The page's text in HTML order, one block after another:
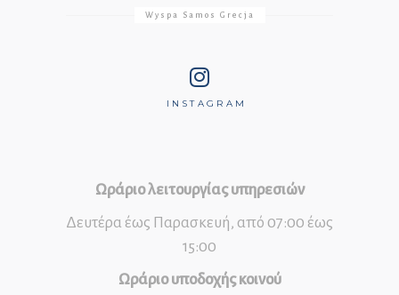
Wyspa Samos Grecja
INSTAGRAM
Ωράριο λειτουργίας υπηρεσιών
Δευτέρα έως Παρασκευή, από 07:00 έως
15:00
Ωράριο υποδοχής κοινού